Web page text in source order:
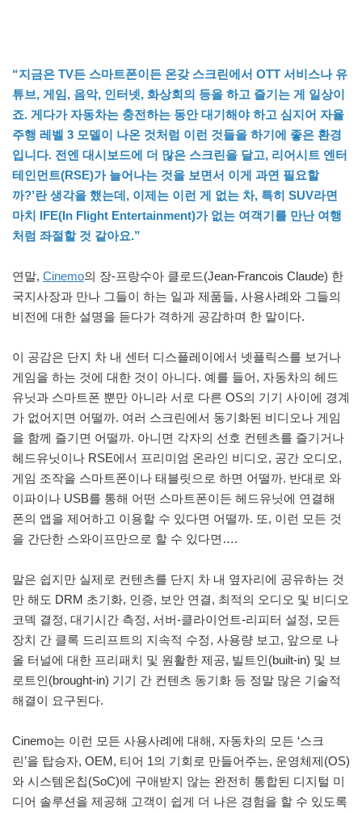
“지금은 TV든 스마트폰이든 온갖 스크린에서 OTT 서비스나 유
튜브, 게임, 음악, 인터넷, 화상회의 등을 하고 즐기는 게 일상이
죠. 게다가 자동차는 충전하는 동안 대기해야 하고 심지어 자율
주행 레벨 3 모델이 나온 것처럼 이런 것들을 하기에 좋은 환경
입니다. 전엔 대시보드에 더 많은 스크린을 달고, 리어시트 엔터
테인먼트(RSE)가 늘어나는 것을 보면서 이게 과연 필요할
까?’란 생각을 했는데, 이제는 이런 게 없는 차, 특히 SUV라면
마치 IFE(In Flight Entertainment)가 없는 여객기를 만난 여행
처럼 좌절할 것 같아요.”
연말, Cinemo의 장-프랑수아 클로드(Jean-Francois Claude) 한
국지사장과 만나 그들이 하는 일과 제품들, 사용사례와 그들의
비전에 대한 설명을 듣다가 격하게 공감하며 한 말이다.
이 공감은 단지 차 내 센터 디스플레이에서 넷플릭스를 보거나
게임을 하는 것에 대한 것이 아니다. 예를 들어, 자동차의 헤드
유닛과 스마트폰 뿐만 아니라 서로 다른 OS의 기기 사이에 경계
가 없어지면 어떨까. 여러 스크린에서 동기화된 비디오나 게임
을 함께 즐기면 어떨까. 아니면 각자의 선호 컨텐츠를 즐기거나
헤드유닛이나 RSE에서 프리미엄 온라인 비디오, 공간 오디오,
게임 조작을 스마트폰이나 태블릿으로 하면 어떨까. 반대로 와
이파이나 USB를 통해 어떤 스마트폰이든 헤드유닛에 연결해
폰의 앱을 제어하고 이용할 수 있다면 어떨까. 또, 이런 모든 것
을 간단한 스와이프만으로 할 수 있다면….
말은 쉽지만 실제로 컨텐츠를 단지 차 내 옆자리에 공유하는 것
만 해도 DRM 초기화, 인증, 보안 연결, 최적의 오디오 및 비디오
코덱 결정, 대기시간 측정, 서버-클라이언트-리피터 설정, 모든
장치 간 클록 드리프트의 지속적 수정, 사용량 보고, 앞으로 나
올 터널에 대한 프리패치 및 원활한 제공, 빌트인(built-in) 및 브
로트인(brought-in) 기기 간 컨텐츠 동기화 등 정말 많은 기술적
해결이 요구된다.
Cinemo는 이런 모든 사용사례에 대해, 자동차의 모든 ‘스크
린’을 탑승자, OEM, 티어 1의 기회로 만들어주는, 운영체제(OS)
와 시스템온칩(SoC)에 구애받지 않는 완전히 통합된 디지털 미
디어 솔루션을 제공해 고객이 쉽게 더 나은 경험을 할 수 있도록